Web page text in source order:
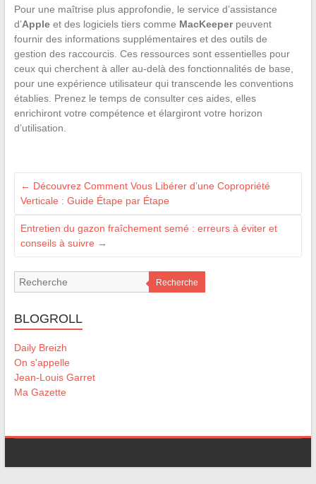
Pour une maîtrise plus approfondie, le service d’assistance
d’Appleet des logiciels tiers comme MacKeeperpeuvent
fournir des informations supplémentaires et des outils de
gestion des raccourcis. Ces ressources sont essentielles pour
ceux qui cherchent à aller au-delà des fonctionnalités de base,
pour une expérience utilisateur qui transcende les conventions
établies. Prenez le temps de consulter ces aides, elles
enrichiront votre compétence et élargiront votre horizon
d’utilisation.
← Découvrez Comment Vous Libérer d’une Copropriété
Verticale : Guide Étape par Étape
Entretien du gazon fraîchement semé : erreurs à éviter et
conseils à suivre →
Recherche
BLOGROLL
Daily Breizh
On s'appelle
Jean-Louis Garret
Ma Gazette